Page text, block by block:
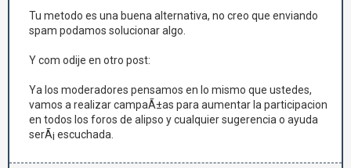
Tu metodo es una buena alternativa, no creo que enviando
spam podamos solucionar algo.
Y com odije en otro post:
Ya los moderadores pensamos en lo mismo que ustedes,
vamos a realizar campaÃ±as para aumentar la participacion
en todos los foros de alipso y cualquier sugerencia o ayuda
serÃ¡ escuchada.